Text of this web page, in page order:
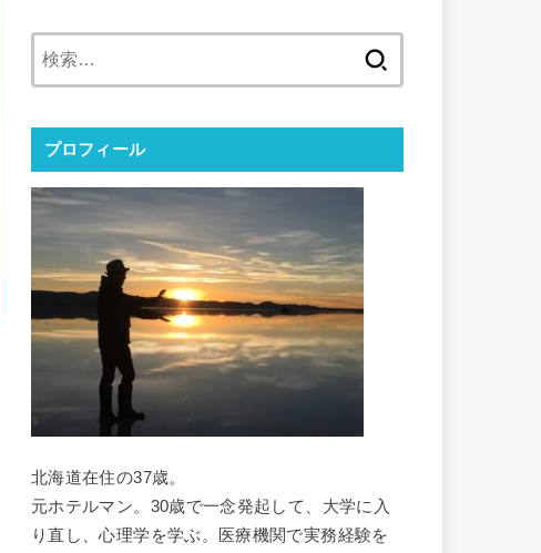
プロフィール
北海道在住の37歳。
元ホテルマン。30歳で一念発起して、大学に入
り直し、心理学を学ぶ。医療機関で実務経験を